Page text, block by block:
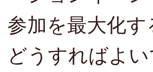
参加を最大化す
どうすればよ